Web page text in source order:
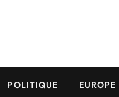
POLITIQUE EUROPE